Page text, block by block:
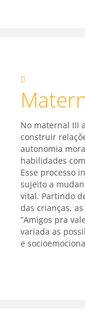
No maternal III
construir
autonomia
habilidades
Esse processo
sujeito a
vital. Partindo
das crianças,
“Amigos pra
variada as
e